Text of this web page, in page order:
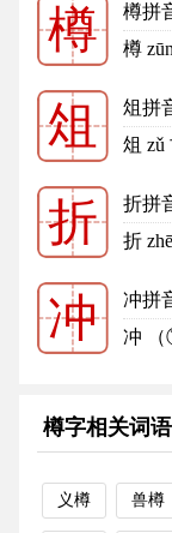
樽 樽拼
16
樽
俎 俎拼
俎的
俎 zǔ
折 折拼
划：7
折
冲 冲拼
划：6
冲 （
樽字相关词语
义樽 兽樽